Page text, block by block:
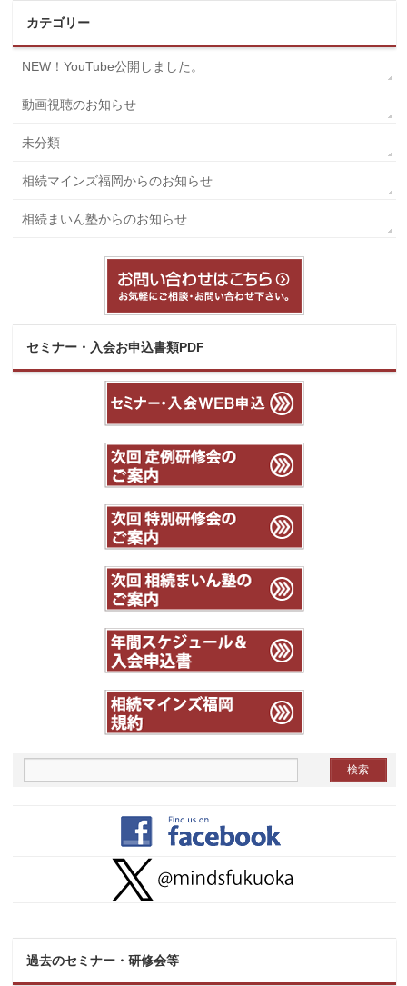
カテゴリー
NEW！YouTube公開しました。
動画視聴のお知らせ
未分類
相続マインズ福岡からのお知らせ
相続まいん塾からのお知らせ
セミナー・入会お申込書類PDF
過去のセミナー・研修会等